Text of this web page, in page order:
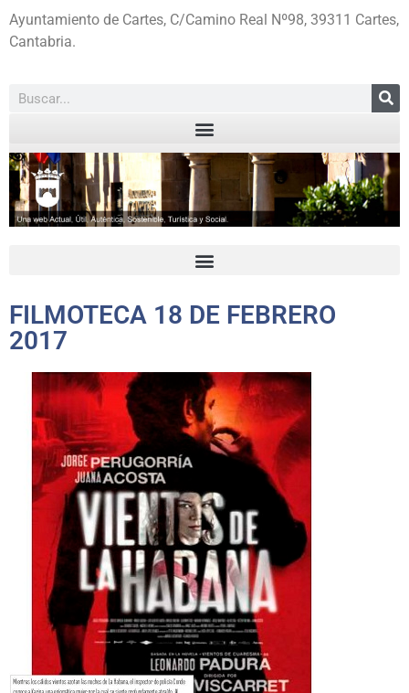
Ayuntamiento de Cartes, C/Camino Real Nº98, 39311 Cartes,
Cantabria.
FILMOTECA 18 DE FEBRERO
2017